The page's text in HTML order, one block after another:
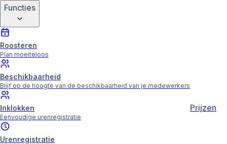
Functies
Roosteren
Plan moeiteloos
Beschikbaarheid
Blijf op de hoogte van de beschikbaarheid van je medewerkers
Inklokken
Eenvoudige urenregistratie
Urenregistratie
Prijzen